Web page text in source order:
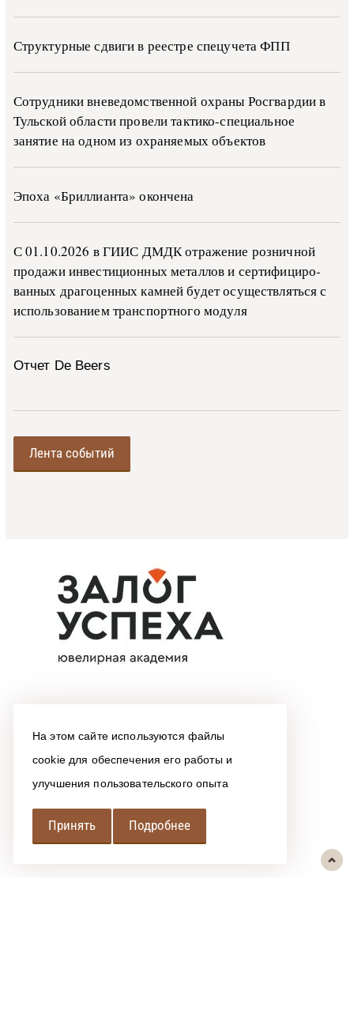
На этом сайте используются файлы
cookie для обеспечения его работы и
улучшения пользовательского опыта
Принять Подробнее
Структурные сдвиги в реестре спецучета ФПП
Сотрудники вневедомственной охраны Росгвардии в
Тульской области провели тактико-специальное
занятие на одном из охраняемых объектов
Эпоха «Бриллианта» окончена
С 01.10.2026 в ГИИС ДМДК от­ра­же­ние роз­ни­ч­ной
про­да­жи ин­ве­сти­ци­он­ных ме­тал­лов и сер­ти­фи­ци­ро­
ван­ных дра­го­цен­ных ка­м­ней бу­дет осу­ще­ств­лять­ся с
ис­поль­зо­ва­ни­ем тран­с­пор­т­но­го мо­ду­ля
Отчет De Beers
Лента событий